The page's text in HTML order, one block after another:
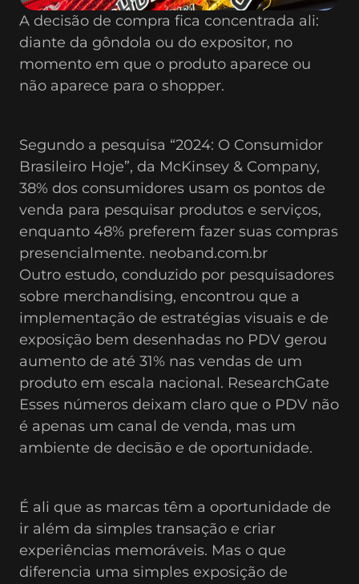
A decisão de compra fica concentrada ali:
diante da gôndola ou do expositor, no
momento em que o produto aparece ou
não aparece para o shopper.
Segundo a pesquisa “2024: O Consumidor
Brasileiro Hoje”, da McKinsey & Company,
38% dos consumidores usam os pontos de
venda para pesquisar produtos e serviços,
enquanto 48% preferem fazer suas compras
presencialmente. neoband.com.br
Outro estudo, conduzido por pesquisadores
sobre merchandising, encontrou que a
implementação de estratégias visuais e de
exposição bem desenhadas no PDV gerou
aumento de até 31% nas vendas de um
produto em escala nacional. ResearchGate
Esses números deixam claro que o PDV não
é apenas um canal de venda, mas um
ambiente de decisão e de oportunidade.
É ali que as marcas têm a oportunidade de
ir além da simples transação e criar
experiências memoráveis. Mas o que
diferencia uma simples exposição de